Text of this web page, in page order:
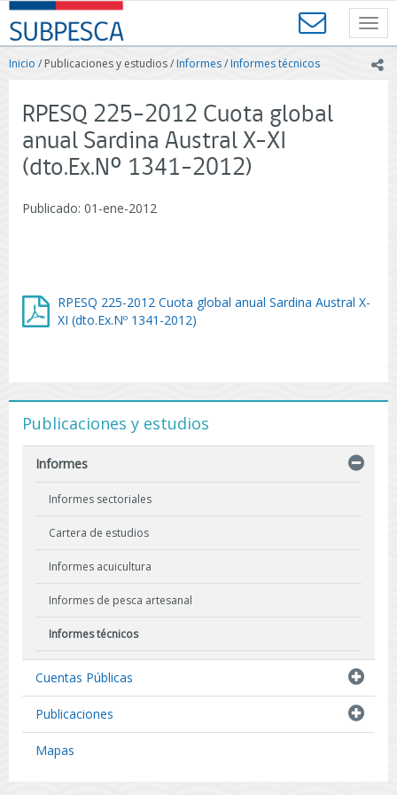
Contenido
principal
SUBPESCA
-
Subsecretaría
Acuicultura
-
Gobierno
de
Chile
Inicio / Publicaciones y estudios /Informes/Informes técnicos
RPESQ 225-2012 Cuota global
anual Sardina Austral X-XI
(dto.Ex.Nº 1341-2012)
Publicado: 01-ene-2012
RPESQ 225-2012 Cuota global anual Sardina Austral X-
XI (dto.Ex.Nº 1341-2012)
Publicaciones y estudios
Informes
Informes sectoriales
Cartera de estudios
Informes acuicultura
Informes de pesca artesanal
Informes técnicos
Resultados de Pescas de Investigación
Cuentas Públicas
Publicaciones
Mapas